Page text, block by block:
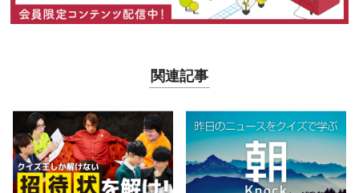
関連記事